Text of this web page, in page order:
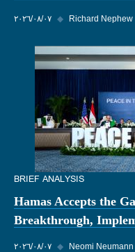
٠٧‏/٠٨‏/٢٠٢٦ ◆ Richard Nephew
BRIEF ANALYSIS
Hamas Accepts the
Breakthrough,
٠٧‏/٠٨‏/٢٠٢٦ ◆ Neomi Neumann